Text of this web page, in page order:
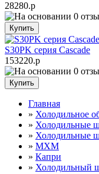
28280.р
S30PK серия Cascade
153220.р
Главная
» Холодильное
» Холодильные
» Холодильные
» МХМ
» Капри
» Холодильный